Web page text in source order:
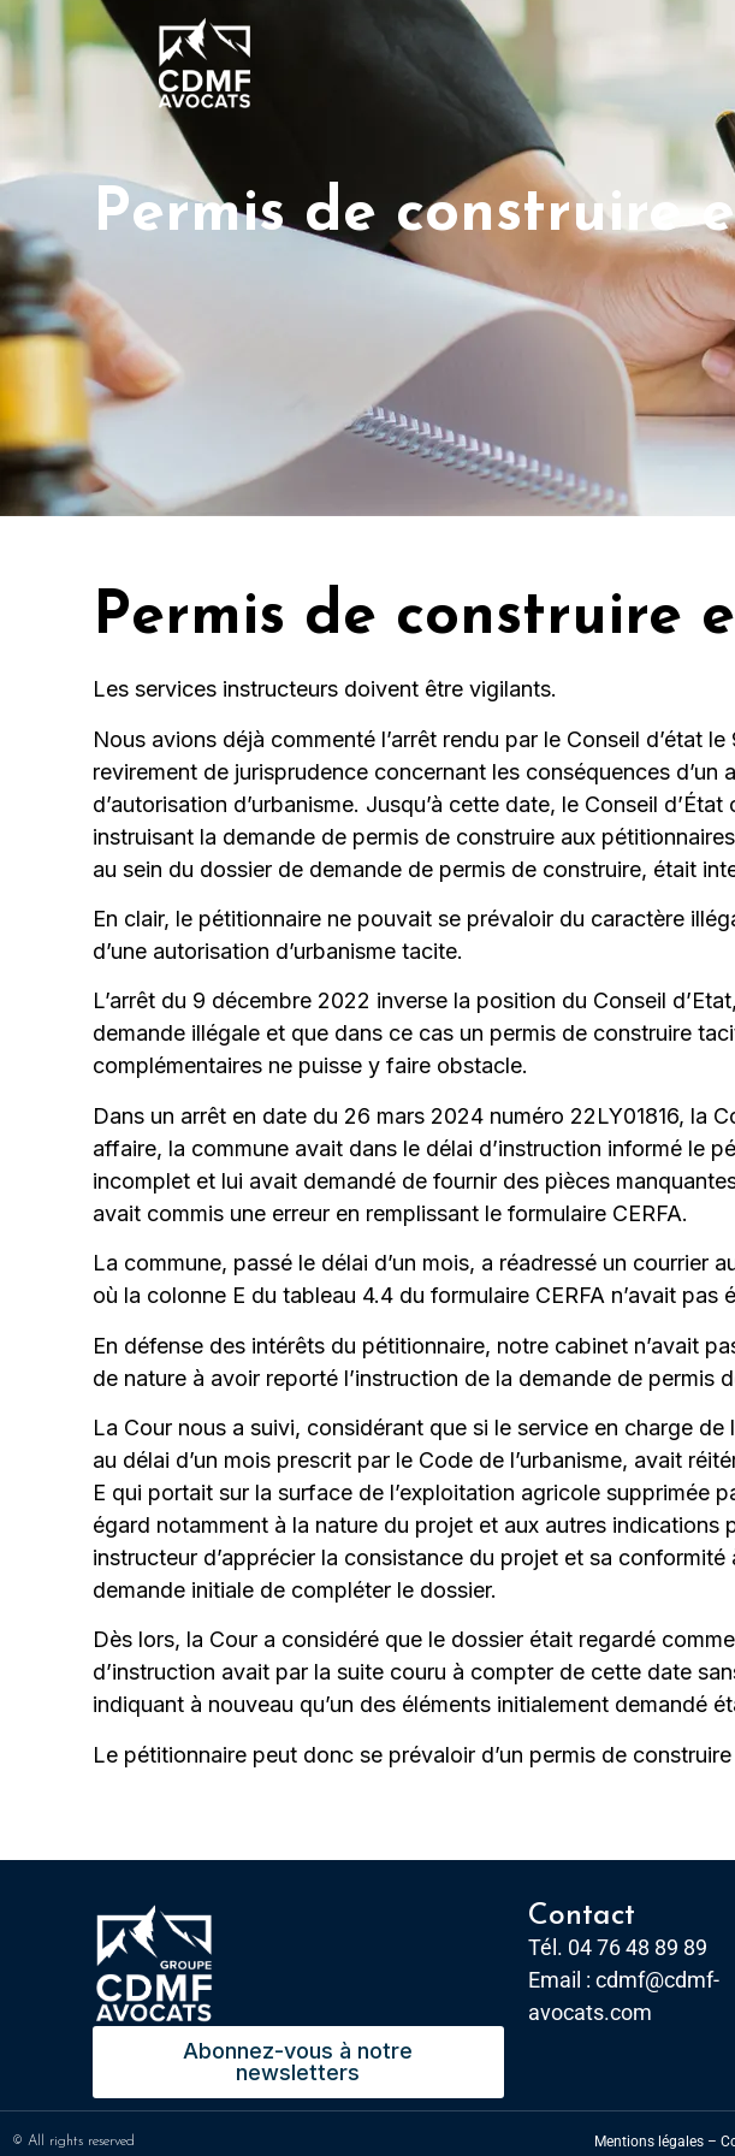
Permis de construire
Permis de construire
Les services instructeurs doivent être vigilants.
Nous avions déjà commenté l’arrêt rendu par le Conseil d’état
revirement de jurisprudence concernant les conséquences
d’autorisation d’urbanisme. Jusqu’à cette date, le Conseil
instruisant la demande de permis de construire aux
au sein du dossier de demande de permis de construire, était
En clair, le pétitionnaire ne pouvait se prévaloir du caractère
d’une autorisation d’urbanisme tacite.
L’arrêt du 9 décembre 2022 inverse la position du Conseil
demande illégale et que dans ce cas un permis de construire
complémentaires ne puisse y faire obstacle.
Dans un arrêt en date du 26 mars 2024 numéro 22LY01816, la
affaire, la commune avait dans le délai d’instruction informé le
incomplet et lui avait demandé de fournir des pièces
avait commis une erreur en remplissant le formulaire CERFA.
La commune, passé le délai d’un mois, a réadressé un
où la colonne E du tableau 4.4 du formulaire CERFA n’avait pas
En défense des intérêts du pétitionnaire, notre cabinet n’avait
de nature à avoir reporté l’instruction de la demande de permis
La Cour nous a suivi, considérant que si le service en charge
au délai d’un mois prescrit par le Code de l’urbanisme, avait
E qui portait sur la surface de l’exploitation agricole supprimée
égard notamment à la nature du projet et aux autres indications
instructeur d’apprécier la consistance du projet et sa
demande initiale de compléter le dossier.
Dès lors, la Cour a considéré que le dossier était regardé
d’instruction avait par la suite couru à compter de cette date
indiquant à nouveau qu’un des éléments initialement demandé
Le pétitionnaire peut donc se prévaloir d’un permis de
Abonnez-vous à notre
newsletters
Contact
Tél. 04 76 48 89 89
Email : cdmf@cdmf-
avocats.com
© All rights reserved Mentions légales–